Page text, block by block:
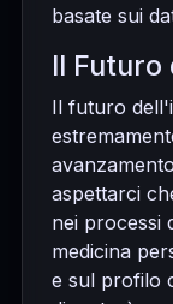
basate sui
Il Futuro
Il futuro
aspettarci
nei processi
medicina
e sul profilo